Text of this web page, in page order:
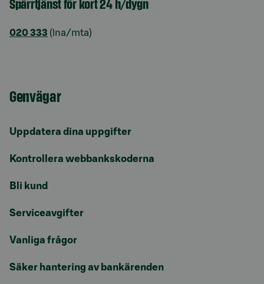
Spärrtjänst för kort 24 h/dygn
020 333 (lna/mta)
Genvägar
Uppdatera dina uppgifter
Kontrollera webbankskoderna
Bli kund
Serviceavgifter
Vanliga frågor
Säker hantering av bankärenden